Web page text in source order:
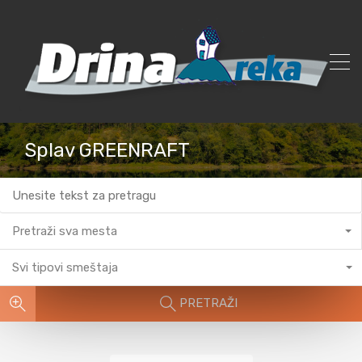
Splav GREENRAFT
Pretraži sva mesta
Svi tipovi smeštaja
PRETRAŽI